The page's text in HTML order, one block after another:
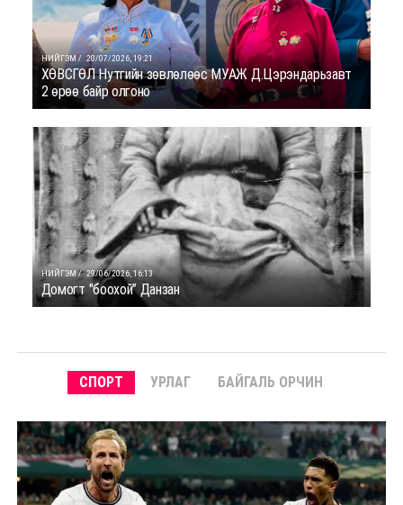
НИЙГЭМ / 20/07/2026, 19:21
ХӨВСГӨЛ Нутгийн зөвлөлөөс МУАЖ Д.Цэрэндарьзавт
2 өрөө байр олгоно
НИЙГЭМ / 29/06/2026, 16:13
Домогт "боохой” Данзан
СПОРТ УРЛАГ БАЙГАЛЬ ОРЧИН